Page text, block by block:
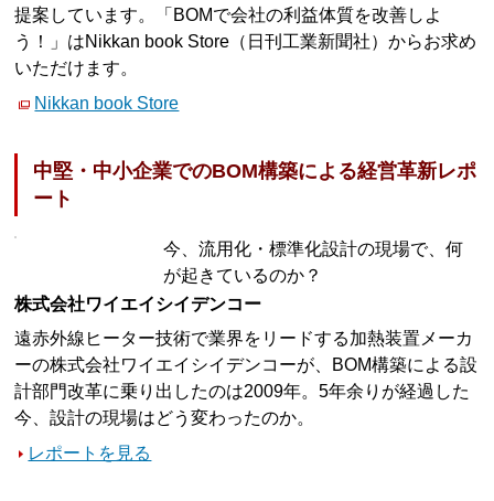
提案しています。「BOMで会社の利益体質を改善しよ
う！」はNikkan book Store（日刊工業新聞社）からお求め
いただけます。
Nikkan book Store
中堅・中小企業でのBOM構築による経営革新レポ
ート
今、流用化・標準化設計の現場で、何
が起きているのか？
株式会社ワイエイシイデンコー
遠赤外線ヒーター技術で業界をリードする加熱装置メーカ
ーの株式会社ワイエイシイデンコーが、BOM構築による設
計部門改革に乗り出したのは2009年。5年余りが経過した
今、設計の現場はどう変わったのか。
レポートを見る